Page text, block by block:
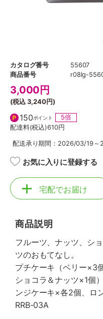
カタログ番号
55607
商品番号
r08lg-
3,000 円
(税込3,240円)
150ポイント
5倍
配達料(税込)610円
配送承り期間：2026/03/19～
お気に入りに登録する
宅配でお届け
商品説明
フルーツ、ナッツ、シ
ツのおもてなし。
プチケーキ（ベリー×3
ショコラ＆ナッツ×1個
ンジケーキ×各2個、ロ
RRB-03A